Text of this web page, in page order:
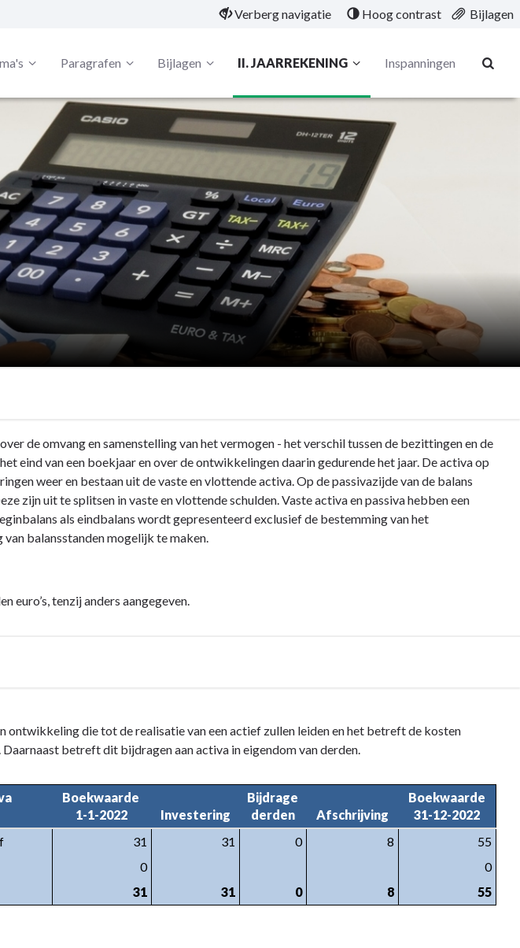
Verberg navigatie Hoog contrast Bijlagen
Paragrafen Bijlagen II. JAARREKENING Inspanningen
de omvang en samenstelling van het vermogen - het verschil tussen de bezittingen en de
eind van een boekjaar en over de ontwikkelingen daarin gedurende het jaar. De activa op
weer en bestaan uit de vaste en vlottende activa. Op de passivazijde van de balans
zijn uit te splitsen in vaste en vlottende schulden. Vaste activa en passiva hebben een
als eindbalans wordt gepresenteerd exclusief de bestemming van het
balansstanden mogelijk te maken.
euro’s, tenzij anders aangegeven.
die tot de realisatie van een actief zullen leiden en het betreft de kosten
betreft dit bijdragen aan activa in eigendom van derden.
Boekwaarde
1-1-2022
Investering
Bijdrage
derden
Afschrijving
Boekwaarde
31-12-2022
31 31 0 8
55
0
0
31 31 0 8 55